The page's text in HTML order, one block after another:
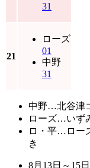
31
21
ローズ
01
中野
31
中野…北谷津
ローズ…いず
ロ・平…ロー
き
8月13日～15